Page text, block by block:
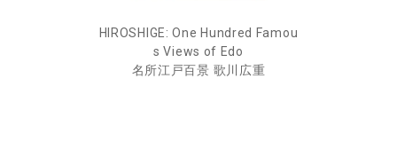
HIROSHIGE: One Hundred Famou
s Views of Edo
名所江戸百景 歌川広重